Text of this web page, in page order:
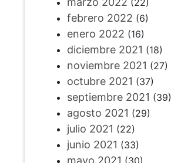
(22)
febrero 2022 (6)
enero 2022 (16)
diciembre 2021 (18)
noviembre 2021 (27)
octubre 2021 (37)
septiembre 2021 (39)
agosto 2021 (29)
julio 2021 (22)
junio 2021 (33)
mayo 2021